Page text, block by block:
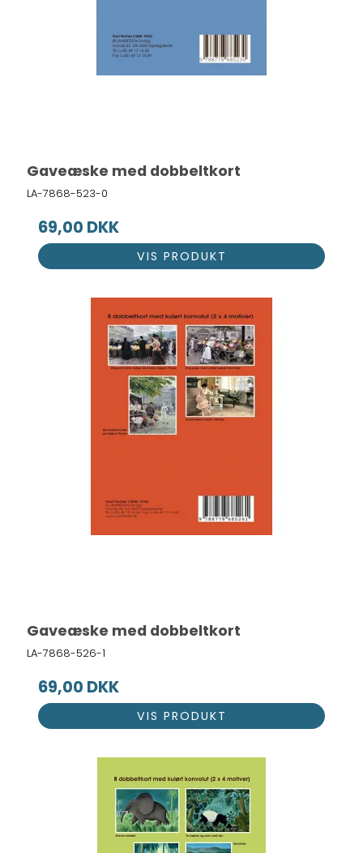
Gaveæske med dobbeltkort
LA-7868-523-0
69,00 DKK
VIS PRODUKT
Gaveæske med dobbeltkort
LA-7868-526-1
69,00 DKK
VIS PRODUKT